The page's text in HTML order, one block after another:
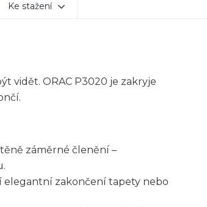
Ke stažení
vidět. ORAC P3020 je zakryje
záměrné členění –
elegantní zakončení tapety nebo